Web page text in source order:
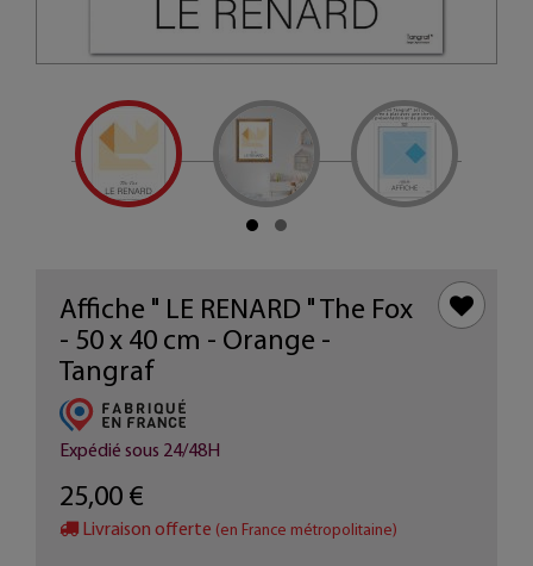
Affiche " LE RENARD " The Fox
- 50 x 40 cm - Orange -
Tangraf
Expédié sous 24/48H
25,00 €
Livraison offerte (en France métropolitaine)